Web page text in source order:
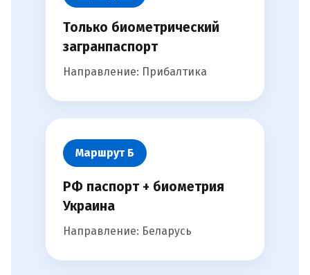
Только биометрический
загранпаспорт
Направление: Прибалтика
Маршрут Б
РФ паспорт + биометрия
Украина
Направление: Беларусь